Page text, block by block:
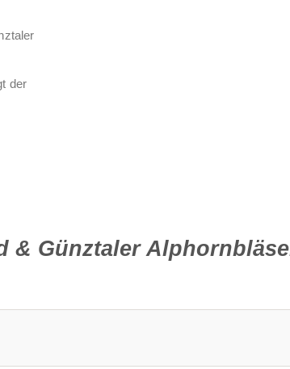
der
& Günztaler